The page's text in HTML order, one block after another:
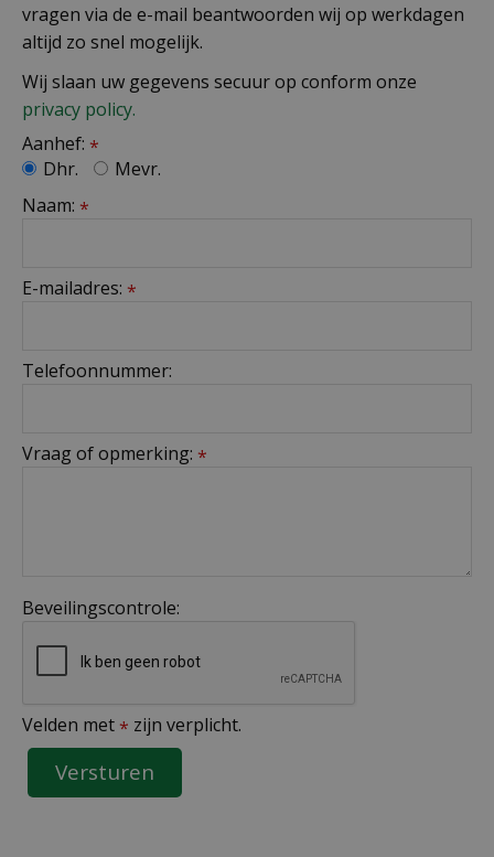
vragen via de e-mail beantwoorden wij op werkdagen
altijd zo snel mogelijk.
Wij slaan uw gegevens secuur op conform onze
privacy policy.
Aanhef: *
Dhr.
Mevr.
Naam: *
E-mailadres: *
Telefoonnummer:
Vraag of opmerking: *
Beveilingscontrole:
Velden met * zijn verplicht.